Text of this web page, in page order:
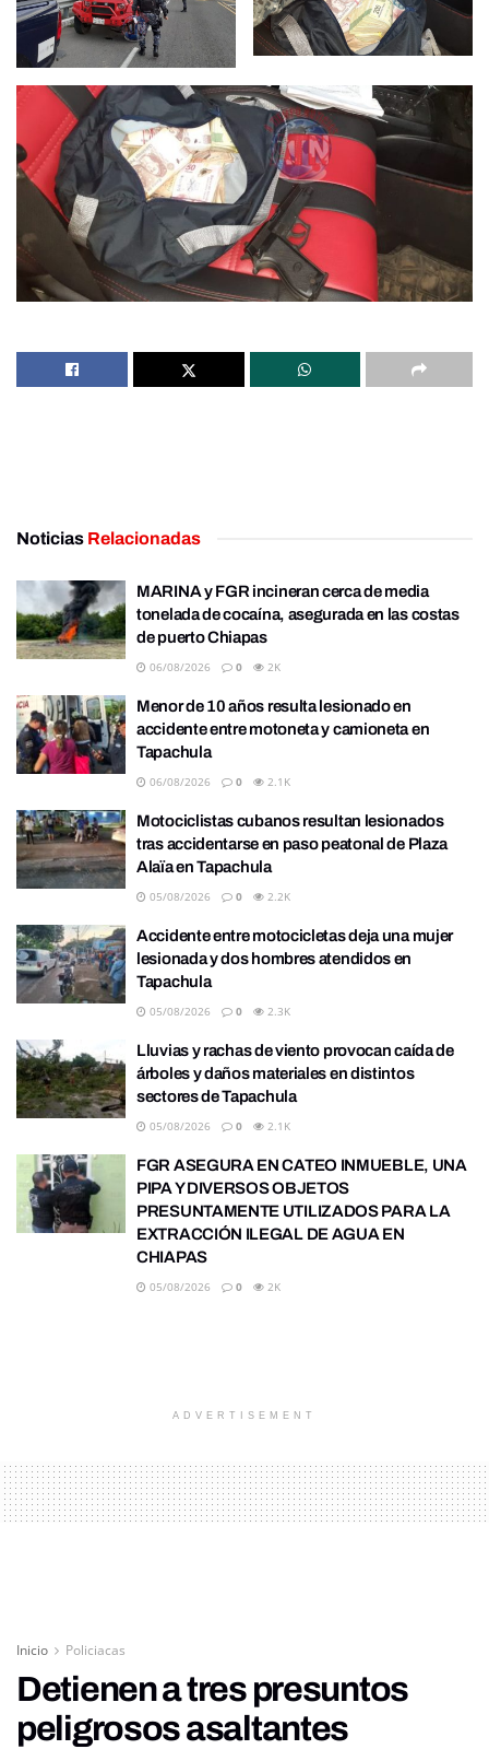
Noticias Relacionadas
MARINA y FGR incineran cerca de media
tonelada de cocaína, asegurada en las costas
de puerto Chiapas
06/08/2026 0 2K
Menor de 10 años resulta lesionado en
accidente entre motoneta y camioneta en
Tapachula
06/08/2026 0 2.1K
Motociclistas cubanos resultan lesionados
tras accidentarse en paso peatonal de Plaza
Alaïa en Tapachula
05/08/2026 0 2.2K
Accidente entre motocicletas deja una mujer
lesionada y dos hombres atendidos en
Tapachula
05/08/2026 0 2.3K
Lluvias y rachas de viento provocan caída de
árboles y daños materiales en distintos
sectores de Tapachula
05/08/2026 0 2.1K
FGR ASEGURA EN CATEO INMUEBLE, UNA
PIPA Y DIVERSOS OBJETOS
PRESUNTAMENTE UTILIZADOS PARA LA
EXTRACCIÓN ILEGAL DE AGUA EN
CHIAPAS
05/08/2026 0 2K
ADVERTISEMENT
Inicio Policiacas
Detienen a tres presuntos
peligrosos asaltantes